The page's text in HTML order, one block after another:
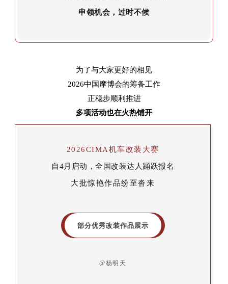
申领机会，过时不候
为了与大家更好的相见
2026中国摩博会的筹备工作
正稳步顺利推进
多项活动也在火热铺开
2026CIMA机车改装大赛
自4月启动， 全国改装达人踊跃报名
大批惊艳作品纷至沓来
部分优秀改装作品展示
@杨明天